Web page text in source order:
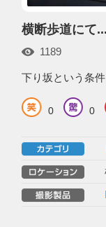
横断歩道にて...
1189
下り坂という条
0 0